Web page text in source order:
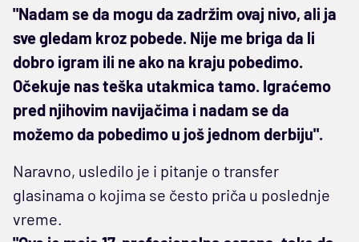
"Nadam se da mogu da zadržim ovaj nivo, ali ja
sve gledam kroz pobede. Nije me briga da li
dobro igram ili ne ako na kraju pobedimo.
Očekuje nas teška utakmica tamo. Igraćemo
pred njihovim navijačima i nadam se da
možemo da pobedimo u još jednom derbiju".
Naravno, usledilo je i pitanje o transfer
glasinama o kojima se često priča u poslednje
vreme.